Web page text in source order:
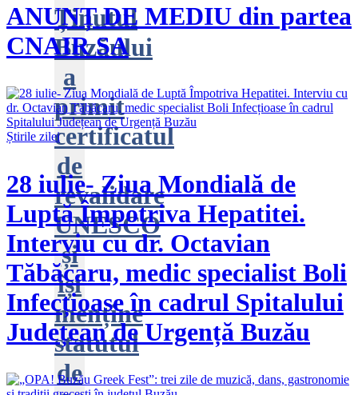
Ținutul
Buzăului
a
primit
certificatul
de
revalidare
UNESCO
și
își
menține
statutul
de
ANUNȚ DE MEDIU din partea
CNAIR SA
Știrile zilei
28 iulie- Ziua Mondială de
Luptă Împotriva Hepatitei.
Interviu cu dr. Octavian
Tăbăcaru, medic specialist Boli
Infecțioase în cadrul Spitalului
Județean de Urgență Buzău